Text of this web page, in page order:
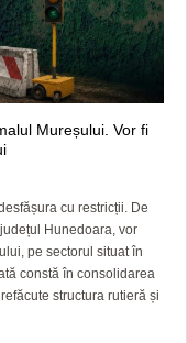
Mureșului. Vor fi
cu restricții. De
Hunedoara, vor
pe sectorul situat în
constă în consolidarea
structura rutieră și